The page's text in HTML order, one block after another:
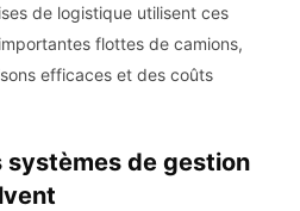
de logistique utilisent ces
flottes de camions,
efficaces et des coûts
systèmes de gestion